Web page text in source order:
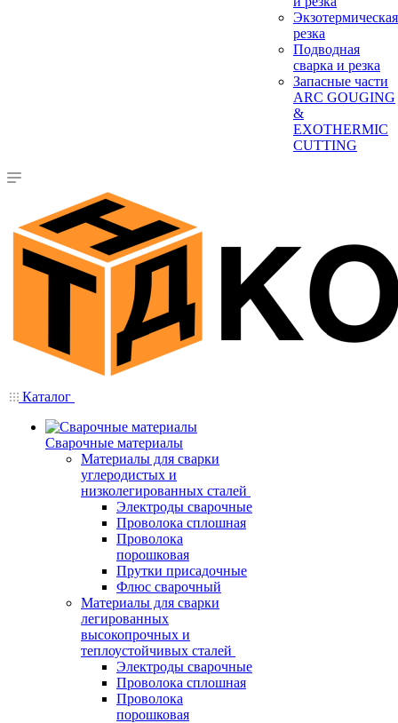
Экзотермическая
резка
Подводная
сварка и резка
Запасные части
ARC GOUGING
&
EXOTHERMIC
CUTTING
Каталог
Сварочные материалы
Материалы для сварки
углеродистых и
низколегированных сталей
Электроды сварочные
Проволока сплошная
Проволока
порошковая
Прутки присадочные
Флюс сварочный
Материалы для сварки
легированных
высокопрочных и
теплоустойчивых сталей
Электроды сварочные
Проволока сплошная
Проволока
порошковая